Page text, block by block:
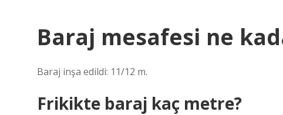
Baraj mesafesi ne
Baraj inşa edildi: 11/12 m.
Frikikte baraj kaç metre?